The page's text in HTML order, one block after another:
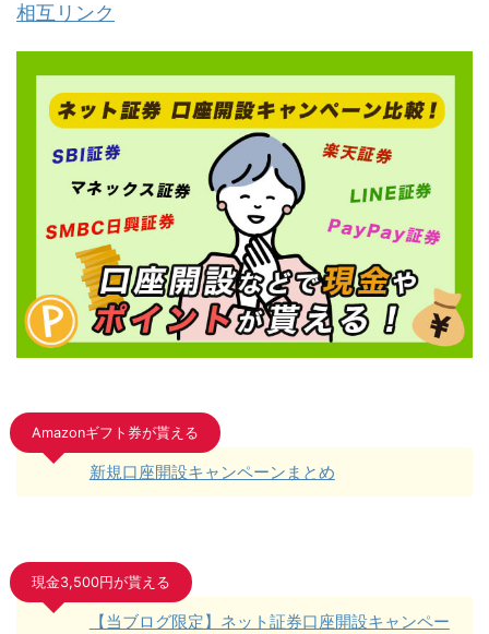
相互リンク
Amazonギフト券が貰える
新規口座開設キャンペーンまとめ
現金3,500円が貰える
【当ブログ限定】ネット証券口座開設キャンペー